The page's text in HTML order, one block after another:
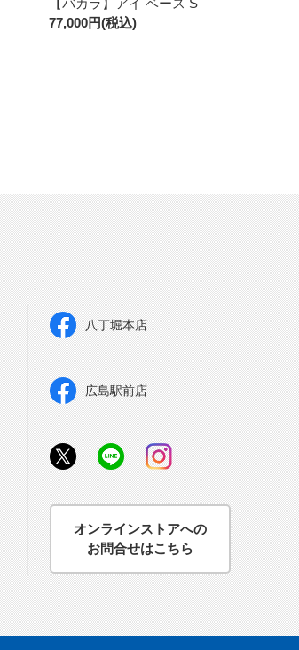
77,000円(税込)
八丁堀本店
広島駅前店
オンラインストアへの
お問合せはこちら